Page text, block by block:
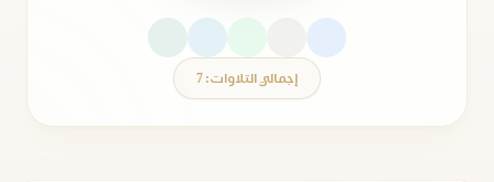
إجمالي التلاوات: 7